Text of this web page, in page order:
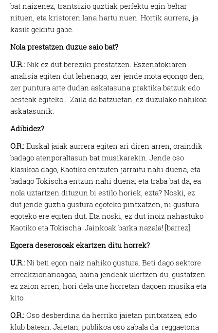
bat naizenez, trantsizio guztiak perfektu egin behar
nituen, eta kristoren lana hartu nuen. Hortik aurrera, ja
kasik gelditu gabe.
Nola prestatzen duzue saio bat?
U.R.: Nik ez dut bereziki prestatzen. Eszenatokiaren
analisia egiten dut lehenago, zer jende mota egongo den,
zer puntura arte dudan askatasuna praktika batzuk edo
besteak egiteko… Zaila da batzuetan, ez duzulako nahikoa
askatasunik.
Adibidez?
O.R.: Euskal jaiak aurrera egiten ari diren arren, oraindik
badago atenporaltasun bat musikarekin. Jende oso
klasikoa dago, Kaotiko entzuten jarraitu nahi duena, eta
badago Tokischa entzun nahi duena; eta traba bat da, ea
nola uztartzen dituzun bi estilo horiek, ezta? Noski, ez
dut jende guztia gustura egoteko pintxatzen, ni gustura
egoteko ere egiten dut. Eta noski, ez dut inoiz nahastuko
Kaotiko eta Tokischa! Jainkoak barka nazala! [barrez].
Egoera deserosoak ekartzen ditu horrek?
U.R.: Ni beti egon naiz nahiko gustura. Beti dago sektore
erreakzionarioagoa, baina jendeak ulertzen du, gustatzen
ez zaion arren, hori dela une horretan dagoen musika eta
kito.
O.R.: Oso desberdina da herriko jaietan pintxatzea, edo
klub batean. Jaietan, publikoa oso zabala da: reggaetona